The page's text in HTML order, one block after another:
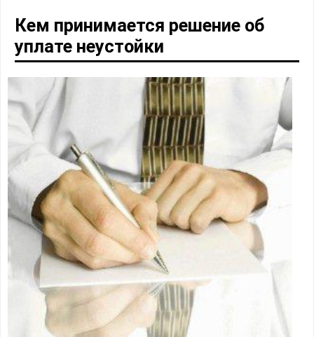
Кем принимается решение об
уплате неустойки